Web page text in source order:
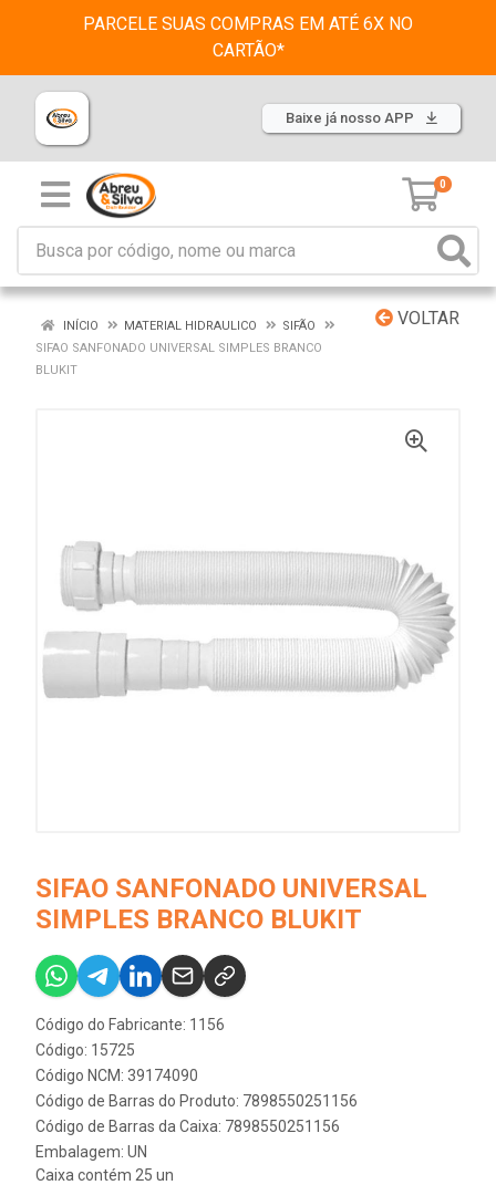
PARCELE SUAS COMPRAS EM ATÉ 6X NO
CARTÃO*
Baixe já nosso APP
0
VOLTAR
INÍCIO MATERIAL HIDRAULICO
SIFÃO
SIFAO SANFONADO UNIVERSAL SIMPLES BRANCO
BLUKIT
SIFAO SANFONADO UNIVERSAL
SIMPLES BRANCO BLUKIT
Código do Fabricante: 1156
Código: 15725
Código NCM: 39174090
Código de Barras do Produto: 7898550251156
Código de Barras da Caixa: 7898550251156
Embalagem: UN
Caixa contém 25 un